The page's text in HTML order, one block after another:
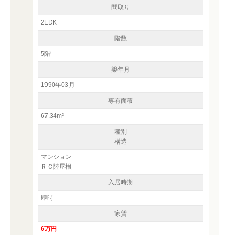
間取り
2LDK
階数
5階
築年月
1990年03月
専有面積
67.34m²
種別
構造
マンション
ＲＣ陸屋根
入居時期
即時
家賃
6万円